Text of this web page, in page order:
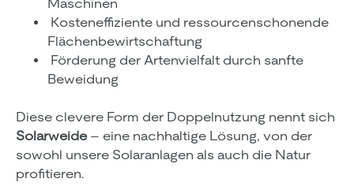
Maschinen
Kosteneffiziente und ressourcenschonende
Flächenbewirtschaftung
Förderung der Artenvielfalt durch sanfte
Beweidung
Diese clevere Form der Doppelnutzung nennt sich
Solarweide– eine nachhaltige Lösung, von der
sowohl unsere Solaranlagen als auch die Natur
profitieren.